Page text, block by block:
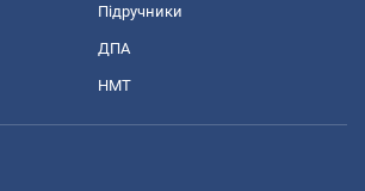
Підручники
ДПА
НМТ